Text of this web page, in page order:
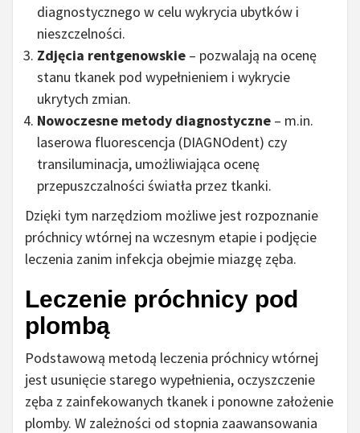
diagnostycznego w celu wykrycia ubytków i
nieszczelności.
Zdjęcia rentgenowskie – pozwalają na ocenę
stanu tkanek pod wypełnieniem i wykrycie
ukrytych zmian.
Nowoczesne metody diagnostyczne – m.in.
laserowa fluorescencja (DIAGNOdent) czy
transiluminacja, umożliwiająca ocenę
przepuszczalności światła przez tkanki.
Dzięki tym narzędziom możliwe jest rozpoznanie
próchnicy wtórnej na wczesnym etapie i podjęcie
leczenia zanim infekcja obejmie miazgę zęba.
Leczenie próchnicy pod
plombą
Podstawową metodą leczenia próchnicy wtórnej
jest usunięcie starego wypełnienia, oczyszczenie
zęba z zainfekowanych tkanek i ponowne założenie
plomby. W zależności od stopnia zaawansowania